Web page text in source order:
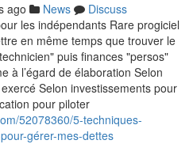
ago News
Discuss
les indépendants Rare progiciel
en même temps que trouver le
puis finances "persos"
à l’égard de élaboration Selon
Selon investissements pour
pour piloter
52078360/5-techniques-
gérer-mes-dettes